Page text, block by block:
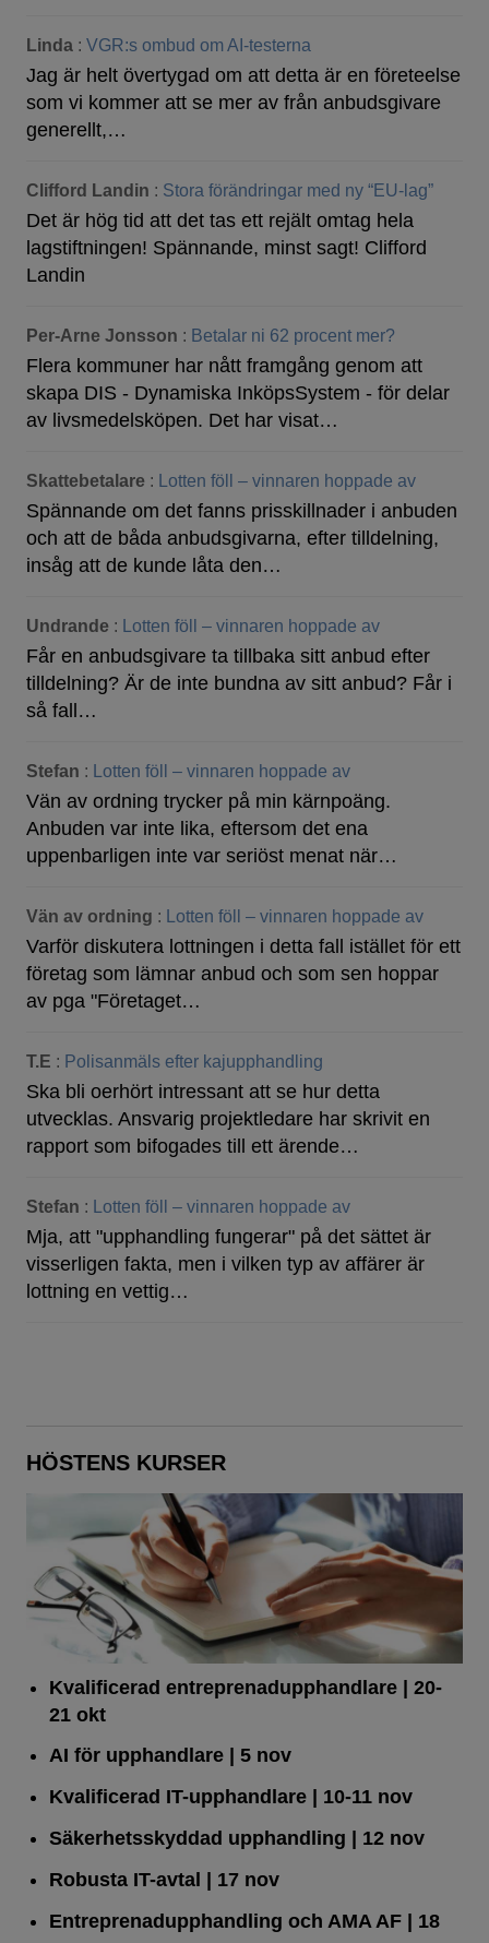
Linda : VGR:s ombud om AI-testerna
Jag är helt övertygad om att detta är en företeelse
som vi kommer att se mer av från anbudsgivare
generellt,…
Clifford Landin : Stora förändringar med ny “EU-lag”
Det är hög tid att det tas ett rejält omtag hela
lagstiftningen! Spännande, minst sagt! Clifford
Landin
Per-Arne Jonsson : Betalar ni 62 procent mer?
Flera kommuner har nått framgång genom att
skapa DIS - Dynamiska InköpsSystem - för delar
av livsmedelsköpen. Det har visat…
Skattebetalare : Lotten föll – vinnaren hoppade av
Spännande om det fanns prisskillnader i anbuden
och att de båda anbudsgivarna, efter tilldelning,
insåg att de kunde låta den…
Undrande : Lotten föll – vinnaren hoppade av
Får en anbudsgivare ta tillbaka sitt anbud efter
tilldelning? Är de inte bundna av sitt anbud? Får i
så fall…
Stefan : Lotten föll – vinnaren hoppade av
Vän av ordning trycker på min kärnpoäng.
Anbuden var inte lika, eftersom det ena
uppenbarligen inte var seriöst menat när…
Vän av ordning : Lotten föll – vinnaren hoppade av
Varför diskutera lottningen i detta fall istället för ett
företag som lämnar anbud och som sen hoppar
av pga "Företaget…
T.E : Polisanmäls efter kajupphandling
Ska bli oerhört intressant att se hur detta
utvecklas. Ansvarig projektledare har skrivit en
rapport som bifogades till ett ärende…
Stefan : Lotten föll – vinnaren hoppade av
Mja, att "upphandling fungerar" på det sättet är
visserligen fakta, men i vilken typ av affärer är
lottning en vettig…
HÖSTENS KURSER
Kvalificerad entreprenad­upphandlare | 20-
21 okt
AI för upphandlare| 5 nov
Kvalificerad IT-upphandlare| 10-11 nov
Säkerhetsskyddad upphandling | 12 nov
Robusta IT-avtal | 17 nov
Entreprenadupphandling och AMA AF| 18